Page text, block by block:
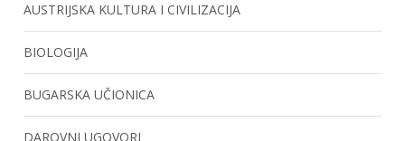
AUSTRIJSKA KULTURA I CIVILIZACIJA
BIOLOGIJA
BUGARSKA UČIONICA
DAROVNI UGOVORI